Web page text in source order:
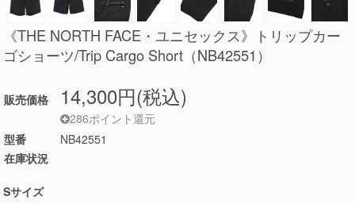
《THE NORTH FACE・ユニセックス》トリップカー
ゴショーツ/Trip Cargo Short（NB42551）
販売価格 14,300円(税込)
286ポイント還元
型番
NB42551
在庫状況
Sサイズ